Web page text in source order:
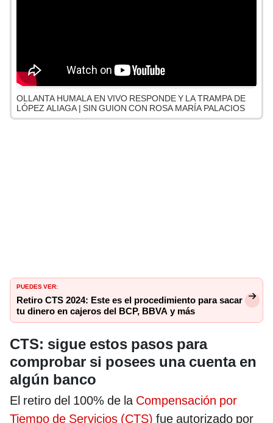
OLLANTA HUMALA EN VIVO RESPONDE Y LA TRAMPA DE
LÓPEZ ALIAGA | SIN GUION CON ROSA MARÍA PALACIOS
PUEDES VER:
Retiro CTS 2024: Este es el procedimiento para sacar
tu dinero en cajeros del BCP, BBVA y más
CTS: sigue estos pasos para
comprobar si posees una cuenta en
algún banco
El retiro del 100% de la Compensación por
Tiempo de Servicios (CTS) fue autorizado por